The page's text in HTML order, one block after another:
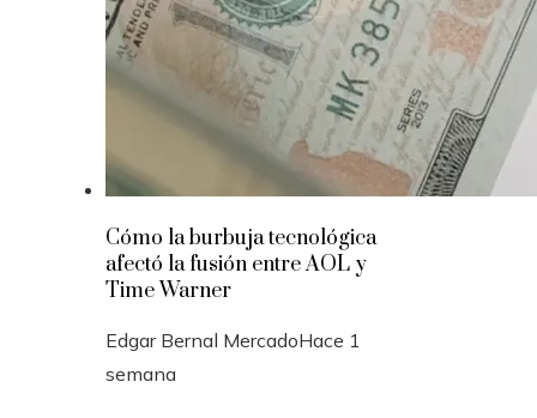
Cómo la burbuja tecnológica
afectó la fusión entre AOL y
Time Warner
Edgar Bernal MercadoHace 1
semana